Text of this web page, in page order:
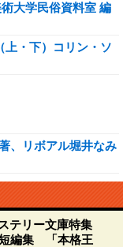
大学民俗資料室 編
上・下）コリン・ソ
、リボアル堀井なみ
テリー文庫特集
短編集 「本格王